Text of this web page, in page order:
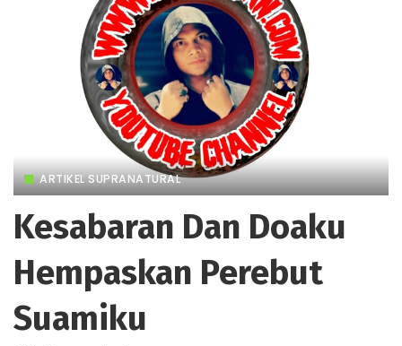
ARTIKEL SUPRANATURAL
Kesabaran Dan Doaku
Hempaskan Perebut
Suamiku